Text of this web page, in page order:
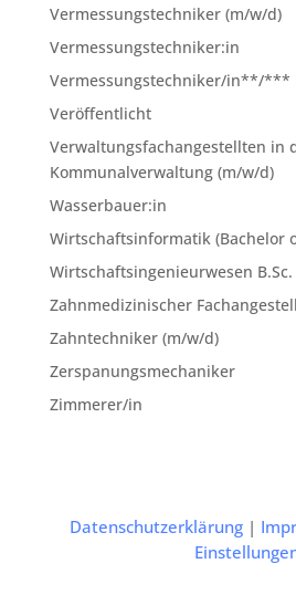
Vermessungstechniker (m/w/d)
Vermessungstechniker:in
Vermessungstechniker/in**/***
Veröffentlicht
Verwaltungsfachangestellten in
Kommunalverwaltung (m/w/d)
Wasserbauer:in
Wirtschaftsinformatik (Bachelor
Wirtschaftsingenieurwesen
Zahnmedizinischer
Zahntechniker (m/w/d)
Zerspanungsmechaniker
Zimmerer/in
Datenschutzerklärung |